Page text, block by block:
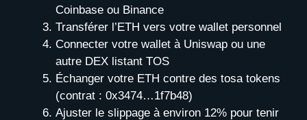
Coinbase ou Binance
Transférer l’ETH vers votre wallet personnel
Connecter votre wallet à Uniswap ou une
autre DEX listant TOS
Échanger votre ETH contre des tosa tokens
(contrat : 0x3474…1f7b48)
Ajuster le slippage à environ 12% pour tenir